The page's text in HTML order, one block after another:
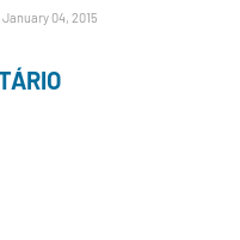
January 04, 2015